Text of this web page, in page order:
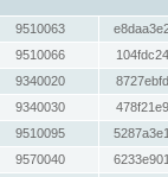
9510063
9510066
9340020
9340030
9510095
9570040